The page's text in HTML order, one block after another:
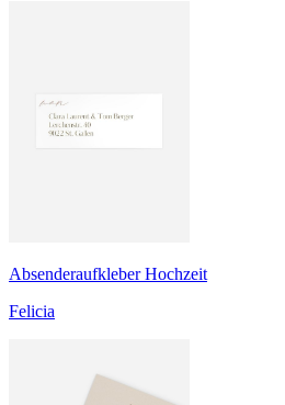
Absenderaufkleber Hochzeit
Felicia